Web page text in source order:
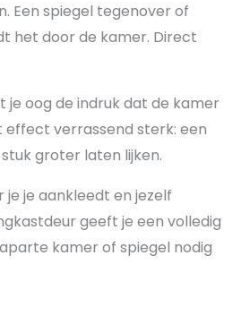
Een spiegel tegenover of
het door de kamer. Direct
oog de indruk dat de kamer
effect verrassend sterk: een
groter laten lijken.
je aankleedt en jezelf
geeft je een volledig
kamer of spiegel nodig